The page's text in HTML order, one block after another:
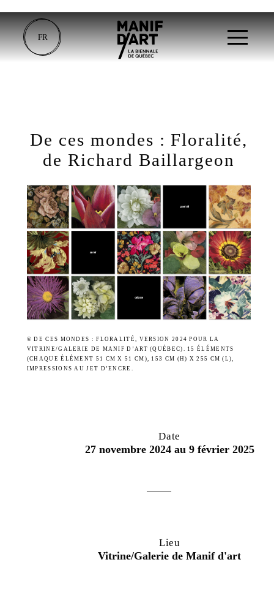
FR
De ces mondes : Floralité,
de Richard Baillargeon
© DE CES MONDES : FLORALITÉ, VERSION 2024 POUR LA
VITRINE/GALERIE DE MANIF D’ART (QUÉBEC). 15 ÉLÉMENTS
(CHAQUE ÉLÉMENT 51 CM X 51 CM), 153 CM (H) X 255 CM (L),
IMPRESSIONS AU JET D’ENCRE.
Date
27 novembre 2024 au 9 février 2025
Lieu
Vitrine/Galerie de Manif d'art